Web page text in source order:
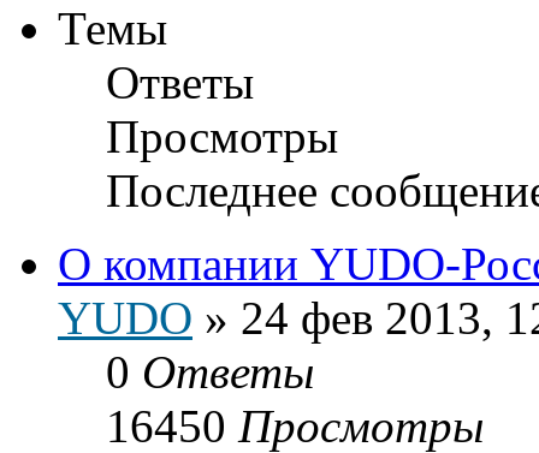
Темы
Ответы
Просмотры
Последнее
О компании YUDO-
YUDO » 24 фев 2013,
0 Ответы
16450 Просмотры